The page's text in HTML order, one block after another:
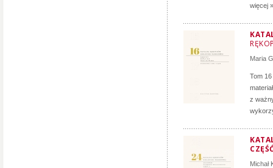
więcej »
Maria
Tom
z
Michał